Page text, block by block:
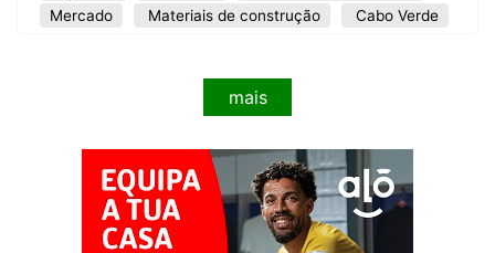
Mercado
Materiais de construção Cabo Verde
mais